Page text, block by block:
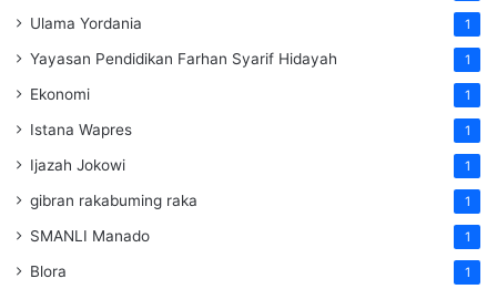
Ulama Yordania 1
Yayasan Pendidikan Farhan Syarif Hidayah 1
Ekonomi 1
Istana Wapres 1
Ijazah Jokowi 1
gibran rakabuming raka 1
SMANLI Manado 1
Blora 1